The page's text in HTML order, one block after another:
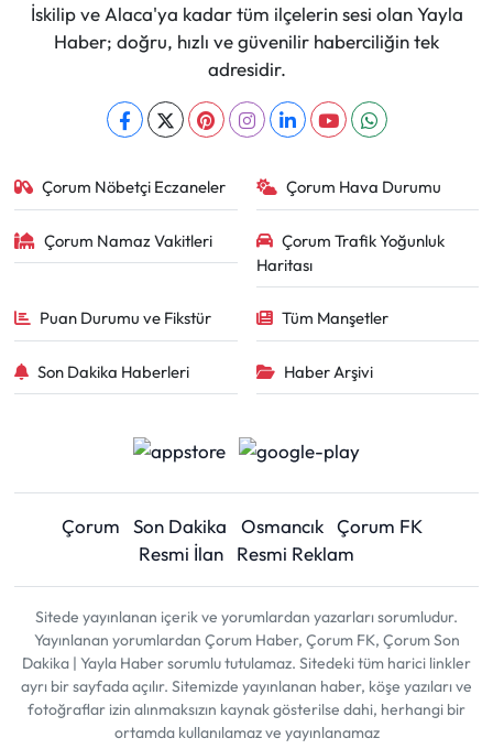
İskilip ve Alaca'ya kadar tüm ilçelerin sesi olan Yayla
Haber; doğru, hızlı ve güvenilir haberciliğin tek
adresidir.
Çorum Nöbetçi Eczaneler Çorum Hava Durumu
Çorum Namaz Vakitleri
Çorum Trafik Yoğunluk
Haritası
Puan Durumu ve Fikstür Tüm Manşetler
Son Dakika Haberleri Haber Arşivi
Çorum Son Dakika Osmancık Çorum FK
Resmi İlan
Resmi Reklam
Sitede yayınlanan içerik ve yorumlardan yazarları sorumludur.
Yayınlanan yorumlardan Çorum Haber, Çorum FK, Çorum Son
Dakika | Yayla Haber sorumlu tutulamaz. Sitedeki tüm harici linkler
ayrı bir sayfada açılır. Sitemizde yayınlanan haber, köşe yazıları ve
fotoğraflar izin alınmaksızın kaynak gösterilse dahi, herhangi bir
ortamda kullanılamaz ve yayınlanamaz